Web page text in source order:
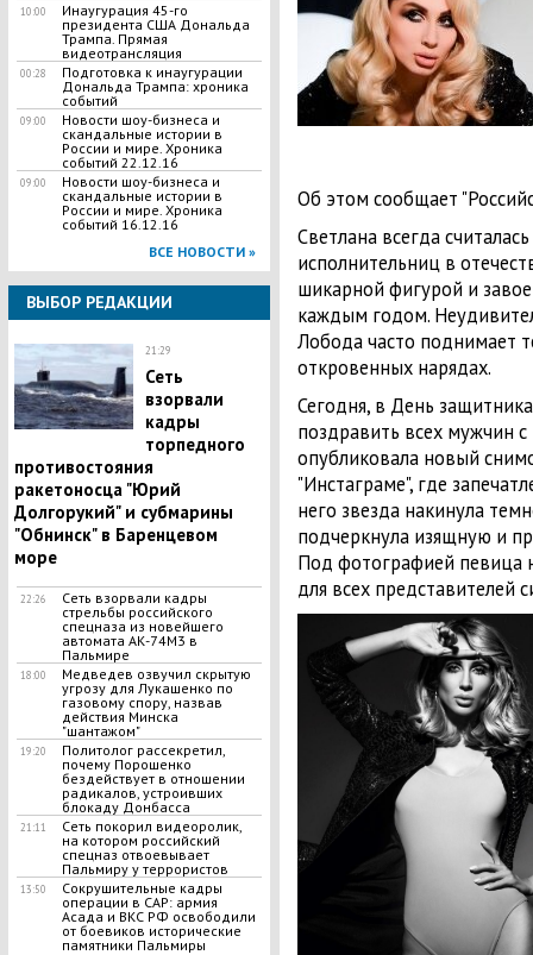
10:00
Инаугурация 45-го
президента США Дональда
Трампа. Прямая
видеотрансляция
00:28
Подготовка к инаугурации
Дональда Трампа: хроника
событий
09:00
Новости шоу-бизнеса и
скандальные истории в
России и мире. Хроника
событий 22.12.16
09:00
Новости шоу-бизнеса и
скандальные истории в
России и мире. Хроника
событий 16.12.16
ВСЕ НОВОСТИ »
ВЫБОР РЕДАКЦИИ
21:29
Сеть
взорвали
кадры
торпедного
противостояния
ракетоносца "Юрий
Долгорукий" и субмарины
"Обнинск" в Баренцевом
море
22:26
Сеть взорвали кадры
стрельбы российского
спецназа из новейшего
автомата АК-74М3 в
Пальмире
18:00
Медведев озвучил скрытую
угрозу для Лукашенко по
газовому спору, назвав
действия Минска
"шантажом"
19:20
Политолог рассекретил,
почему Порошенко
бездействует в отношении
радикалов, устроивших
блокаду Донбасса
21:11
Сеть покорил видеоролик,
на котором российский
спецназ отвоевывает
Пальмиру у террористов
13:50
Сокрушительные кадры
операции в САР: армия
Асада и ВКС РФ освободили
от боевиков исторические
памятники Пальмиры
Об этом сообщает
Светлана всегда
исполнительниц в
шикарной фигурой и
каждым годом.
Лобода часто поднимает
откровенных нарядах.
Сегодня, в День
поздравить всех мужчин
опубликовала новый
"Инстаграме", где
него звезда накинула
подчеркнула изящную и
Под фотографией певица
для всех представителей